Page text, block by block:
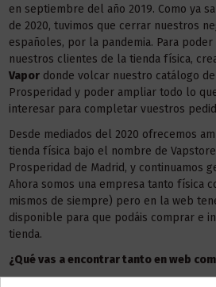
en septiembre del año 2019. Como ya
de 2020, tuvimos que cerrar nuestros
españoles, por la pandemia. Para
nuestros clientes de la tienda física,
Vapordonde volcar nuestro catálogo
Prosperidad y poder ampliar todo lo
interesar para completar vuestros
Desde mediados del 2020 ofrecemos
tienda física bajo el nombre de
Prosperidad de Madrid, y continuamos
Ahora somos una empresa tanto física
mismos de siempre) pero en la web
disponible para que podáis comprar e
tienda.
¿Qué vas a encontrar tanto en web